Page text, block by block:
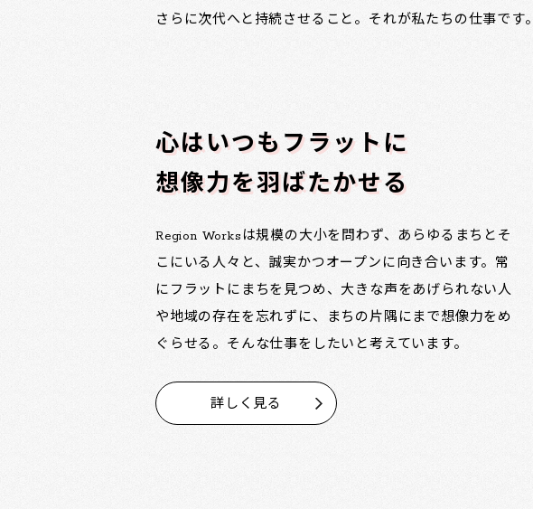
さらに次代へと持続させること。それが私たちの仕事です。
心はいつもフラットに
想像力を羽ばたかせる
Region Worksは規模の大小を問わず、あらゆるまちとそ
こにいる人々と、誠実かつオープンに向き合います。常
にフラットにまちを見つめ、大きな声をあげられない人
や地域の存在を忘れずに、まちの片隅にまで想像力をめ
ぐらせる。そんな仕事をしたいと考えています。
詳しく見る